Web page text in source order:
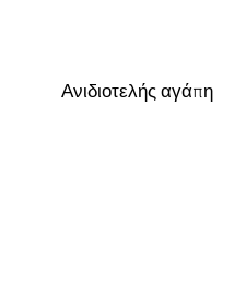
Ανιδιοτελής αγάπη